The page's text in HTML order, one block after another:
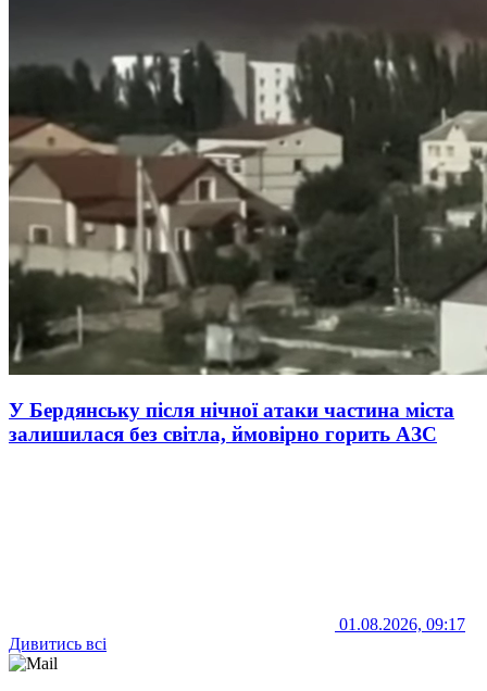
У Бердянську після нічної атаки частина міста
залишилася без світла, ймовірно горить АЗС
01.08.2026, 09:17
Дивитись всі